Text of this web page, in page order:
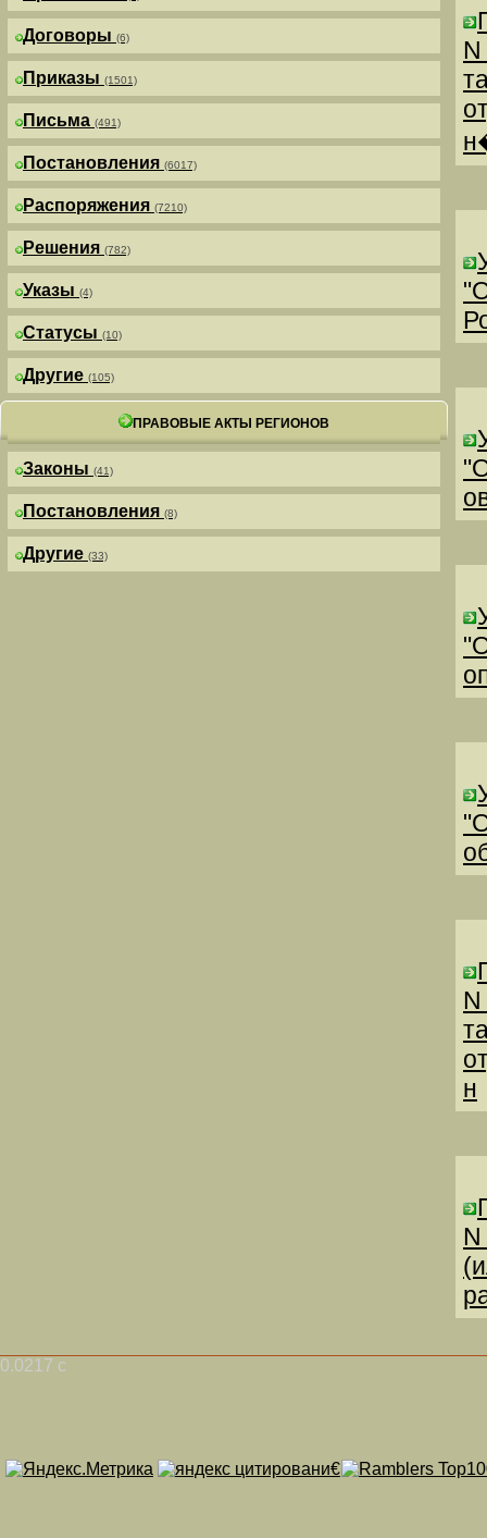
Договоры (6)
Приказы (1501)
Письма (491)
Постановления (6017)
Распоряжения (7210)
Решения (782)
Указы (4)
Статусы (10)
Другие (105)
ПРАВОВЫЕ АКТЫ РЕГИОНОВ
Законы (41)
Постановления (8)
Другие (33)
н
0.0217 с